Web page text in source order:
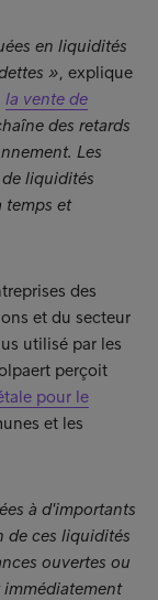
en liquidités
», explique
la vente de
des retards
Les
liquidités
temps et
des
et du secteur
utilisé par les
perçoit
pour le
et les
à d'importants
de ces liquidités
ouvertes ou
immédiatement